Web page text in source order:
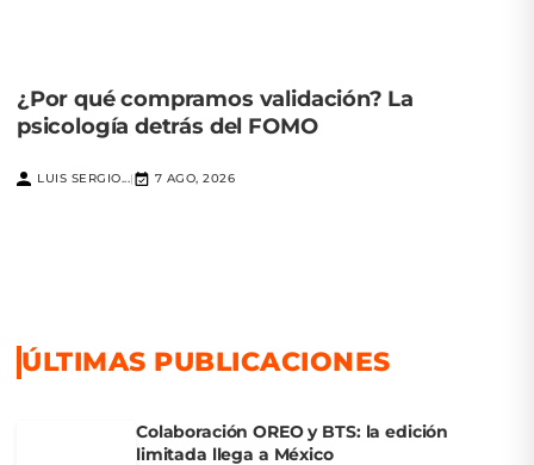
¿Por qué compramos validación? La
psicología detrás del FOMO
LUIS SERGIO...| 7 AGO, 2026
ÚLTIMAS PUBLICACIONES
Colaboración OREO y BTS: la edición
limitada llega a México